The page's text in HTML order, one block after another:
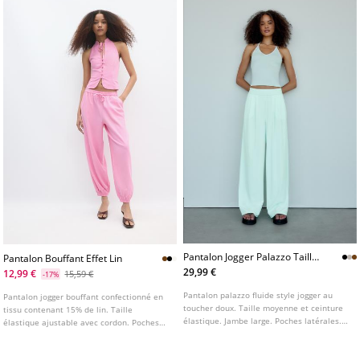
Pantalon Bouffant Effet Lin
12,99 €
-17% 15,59 €
Pantalon jogger bouffant confectionné en
tissu contenant 15% de lin. Taille
élastique ajustable avec cordon. Poches
Pantalon Jogger Palazzo Taille
Elastique
29,99 €
Pantalon palazzo fluide style jogger au
toucher doux. Taille moyenne et ceinture
élastique. Jambe large. Poches latérales.